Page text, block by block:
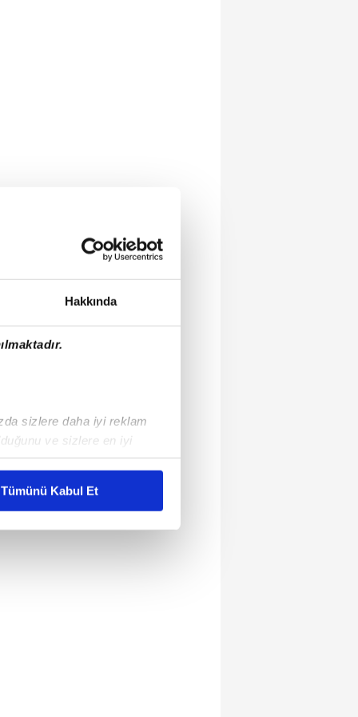
Hakkında
sizlere daha iyi reklam
ve sizlere en iyi
karşılamak
kullanılmaktadır. Bu
sunulması
ve sizlere yönelik
detaylı bilgi için Ayarlar
ve sitemizde ilgili
Tümünü Kabul Et